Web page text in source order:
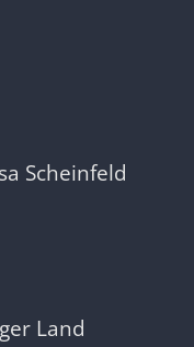
Scheinfeld
Land